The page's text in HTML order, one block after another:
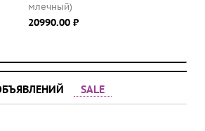
млечный)
20990.00 ⃏
SALE